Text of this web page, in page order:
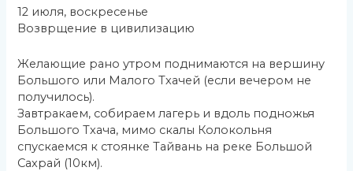
12 июля, воскресенье
Возврщение в цивилизацию
Желающие рано утром поднимаются на вершину
Большого или Малого Тхачей (если вечером не
получилось).
Завтракаем, собираем лагерь и вдоль подножья
Большого Тхача, мимо скалы Колокольня
спускаемся к стоянке Тайвань на реке Большой
Сахрай (10км).